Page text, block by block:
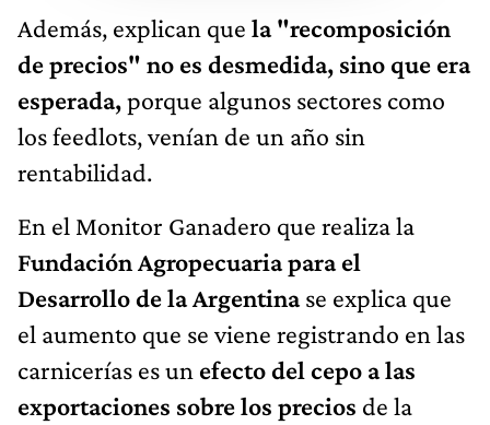
Además, explican que la "recomposición
de precios" no es desmedida, sino que era
esperada,porque algunos sectores como
los feedlots, venían de un año sin
rentabilidad.
En el Monitor Ganadero que realiza la
Fundación Agropecuaria para el
Desarrollo de la Argentinase explica que
el aumento que se viene registrando en las
carnicerías es un efecto del cepo a las
exportaciones sobre los precios de la